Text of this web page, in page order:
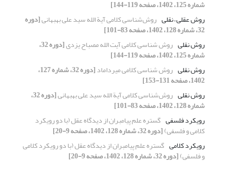
شماره 125، 1402، صفحه 119-144]
روش عقلی – نقلی روش‌شناسی کلامی آیة الله سید علی بهبهانی[دوره
32، شماره 128، 1402، صفحه 83-101]
روش نقلی روش شناسی کلامی آیت الله مصباح یزدی [دوره 32،
شماره 125، 1402، صفحه 119-144]
روش نقلی روش شناسی کلامی میرداماد [دوره 32، شماره 127،
1402، صفحه 131-153]
روش نقلی روش‌شناسی کلامی آیة الله سید علی بهبهانی [دوره 32،
شماره 128، 1402، صفحه 83-101]
رویکرد فلسفی گستره علم پیامبران از دیدگاه عقل (با دو رویکرد
کلامی و فلسفی)[دوره 32، شماره 128، 1402، صفحه 9-20]
رویکرد کلامی گستره علم پیامبران از دیدگاه عقل (با دو رویکرد کلامی
و فلسفی)[دوره 32، شماره 128، 1402، صفحه 9-20]